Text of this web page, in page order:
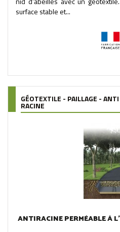
surface stable et...
GÉOTEXTILE - PAILLAGE - ANTI
RACINE
ANTIRACINE PERMÉABLE À